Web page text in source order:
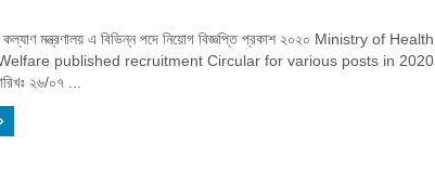
কল্যাণ মন্ত্রণালয় এ বিভিন্ন পদে নিয়োগ বিজ্ঞপ্তি প্রকাশ ২০২০ Ministry of Health
published recruitment Circular for various posts in 2020
২৬/০৭ ...